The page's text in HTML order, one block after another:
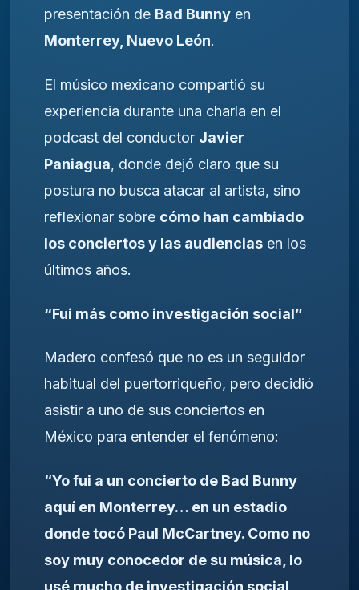
presentación de Bad Bunny en
Monterrey, Nuevo León.
El músico mexicano compartió su
experiencia durante una charla en el
podcast del conductor Javier
Paniagua, donde dejó claro que su
postura no busca atacar al artista, sino
reflexionar sobre cómo han cambiado
los conciertos y las audiencias en los
últimos años.
“Fui más como investigación social”
Madero confesó que no es un seguidor
habitual del puertorriqueño, pero decidió
asistir a uno de sus conciertos en
México para entender el fenómeno:
“Yo fui a un concierto de Bad Bunny
aquí en Monterrey… en un estadio
donde tocó Paul McCartney. Como no
soy muy conocedor de su música, lo
usé mucho de investigación social,